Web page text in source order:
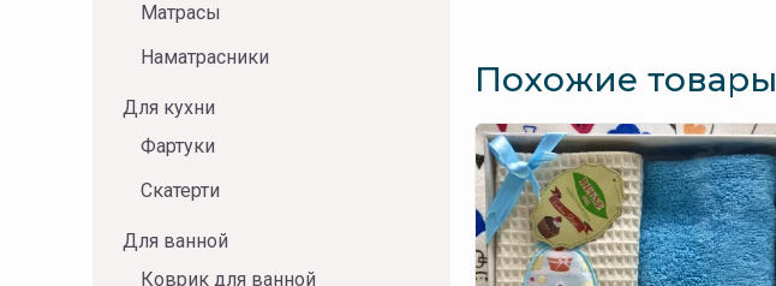
Похожие товары
Матрасы
Наматрасники
Для кухни
Фартуки
Скатерти
Для ванной
Коврик для ванной